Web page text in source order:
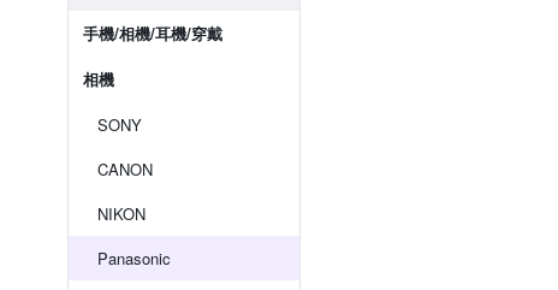
手機/相機/耳機/穿戴
相機
SONY
CANON
NIKON
Panasonic